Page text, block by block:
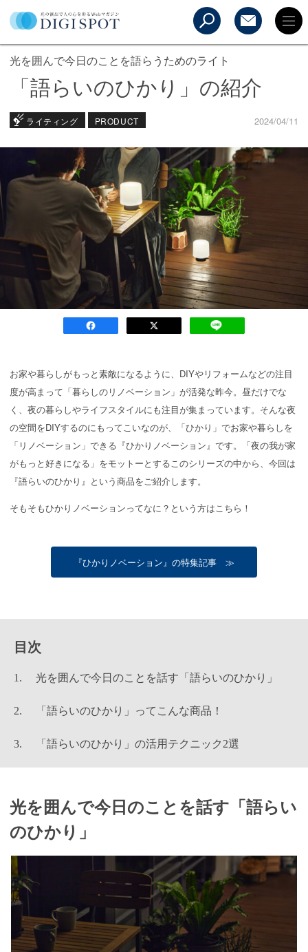
光を囲んで今日のことを語らうためのライト
「語らいのひかり」の紹介
ライティング PRODUCT 2024/04/11
お家や暮らしがもっと素敵になるように、DIYやリフォームなどの注目
度が高まって「暮らしのリノベーション」が活発な昨今。昼だけでな
く、夜の暮らしやライフスタイルにも注目が集まっています。そんな夜
の空間をDIYするのにもってこいなのが、「ひかり」でお家や暮らしを
「リノベーション」できる『ひかりノベーション』です。「夜の我が家
がもっと好きになる」をモットーとするこのシリーズの中から、今回は
『語らいのひかり』という商品をご紹介します。
そもそもひかりノベーションってなに？という方はこちら！
『ひかりノベーション』の特集記事 ≫
目次
光を囲んで今日のことを話す「語らいのひかり」
「語らいのひかり」ってこんな商品！
「語らいのひかり」の活用テクニック2選
光を囲んで今日のことを話す「語らい
のひかり」